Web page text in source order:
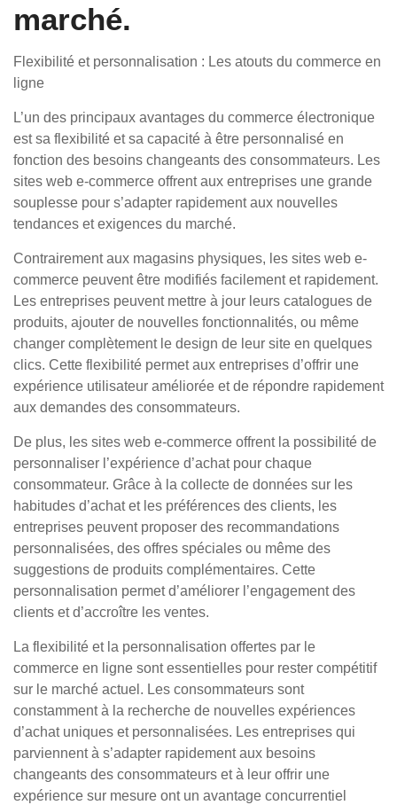
marché.
Flexibilité et personnalisation : Les atouts du commerce en
ligne
L’un des principaux avantages du commerce électronique
est sa flexibilité et sa capacité à être personnalisé en
fonction des besoins changeants des consommateurs. Les
sites web e-commerce offrent aux entreprises une grande
souplesse pour s’adapter rapidement aux nouvelles
tendances et exigences du marché.
Contrairement aux magasins physiques, les sites web e-
commerce peuvent être modifiés facilement et rapidement.
Les entreprises peuvent mettre à jour leurs catalogues de
produits, ajouter de nouvelles fonctionnalités, ou même
changer complètement le design de leur site en quelques
clics. Cette flexibilité permet aux entreprises d’offrir une
expérience utilisateur améliorée et de répondre rapidement
aux demandes des consommateurs.
De plus, les sites web e-commerce offrent la possibilité de
personnaliser l’expérience d’achat pour chaque
consommateur. Grâce à la collecte de données sur les
habitudes d’achat et les préférences des clients, les
entreprises peuvent proposer des recommandations
personnalisées, des offres spéciales ou même des
suggestions de produits complémentaires. Cette
personnalisation permet d’améliorer l’engagement des
clients et d’accroître les ventes.
La flexibilité et la personnalisation offertes par le
commerce en ligne sont essentielles pour rester compétitif
sur le marché actuel. Les consommateurs sont
constamment à la recherche de nouvelles expériences
d’achat uniques et personnalisées. Les entreprises qui
parviennent à s’adapter rapidement aux besoins
changeants des consommateurs et à leur offrir une
expérience sur mesure ont un avantage concurrentiel